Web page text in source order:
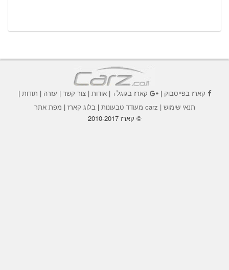
קארז בפייסבוק| קארז בגוגל+|אודות |צור קשר | עזרה | תודות |
תנאי שימוש | carz מעודד טבעונות | בלוג קארז | מפת אתר
© קארז 2010-2017